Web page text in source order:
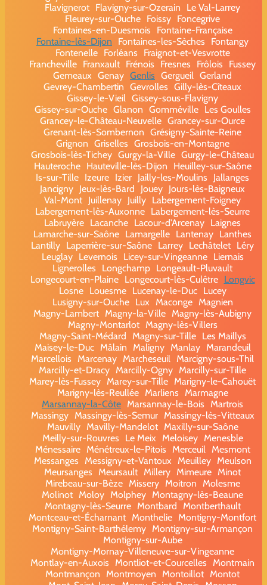
Flavignerot Flavigny-sur-Ozerain
Le Val-Larrey
Fleurey-sur-Ouche Foissy Foncegrive
Fontaines-en-Duesmois
Fontaine-Française
Fontaine-lès-Dijon
Fontaines-les-Sèches
Fontangy
Fontenelle
Forléans
Fraignot-et-Vesvrotte
Francheville Franxault Frénois Fresnes Frôlois
Fussey
Gemeaux Genay Genlis Gergueil Gerland
Gevrey-Chambertin Gevrolles Gilly-lès-Cîteaux
Gissey-le-Vieil Gissey-sous-Flavigny
Gissey-sur-Ouche Glanon Gomméville
Les Goulles
Grancey-le-Château-Neuvelle Grancey-sur-Ource
Grenant-lès-Sombernon Grésigny-Sainte-Reine
Grignon Griselles Grosbois-en-Montagne
Grosbois-lès-Tichey Gurgy-la-Ville Gurgy-le-Château
Hauteroche
Hauteville-lès-Dijon
Heuilley-sur-Saône
Is-sur-Tille Izeure Izier Jailly-les-Moulins
Jallanges
Jancigny Jeux-lès-Bard Jouey Jours-lès-Baigneux
Val-Mont Juillenay Juilly Labergement-Foigney
Labergement-lès-Auxonne Labergement-lès-Seurre
Labruyère Lacanche Lacour-d'Arcenay Laignes
Lamarche-sur-Saône Lamargelle Lantenay Lanthes
Lantilly Laperrière-sur-Saône Larrey Lechâtelet Léry
Leuglay
Levernois Licey-sur-Vingeanne
Liernais
Lignerolles
Longchamp Longeault-Pluvault
Longecourt-en-Plaine
Longecourt-lès-Culêtre
Longvic
Losne
Louesme Lucenay-le-Duc
Lucey
Lusigny-sur-Ouche
Lux Maconge
Magnien
Magny-Lambert Magny-la-Ville Magny-lès-Aubigny
Magny-Montarlot
Magny-lès-Villers
Magny-Saint-Médard
Magny-sur-Tille
Les Maillys
Maisey-le-Duc
Mâlain Maligny Manlay
Marandeuil
Marcellois
Marcenay Marcheseuil
Marcigny-sous-Thil
Marcilly-et-Dracy Marcilly-Ogny Marcilly-sur-Tille
Marey-lès-Fussey Marey-sur-Tille Marigny-le-Cahouët
Marigny-lès-Reullée
Marliens
Marmagne
Marsannay-la-Côte Marsannay-le-Bois
Martrois
Massingy
Massingy-lès-Semur
Massingy-lès-Vitteaux
Mauvilly
Mavilly-Mandelot
Maxilly-sur-Saône
Meilly-sur-Rouvres
Le Meix Meloisey
Menesble
Ménessaire
Ménétreux-le-Pitois Merceuil
Mesmont
Messanges
Messigny-et-Vantoux Meuilley
Meulson
Meursanges
Meursault Millery Mimeure Minot
Mirebeau-sur-Bèze
Missery Moitron
Molesme
Molinot Moloy Molphey Montagny-lès-Beaune
Montagny-lès-Seurre
Montbard
Montberthault
Montceau-et-Écharnant Monthelie Montigny-Montfort
Montigny-Saint-Barthélemy Montigny-sur-Armançon
Montigny-sur-Aube
Montigny-Mornay-Villeneuve-sur-Vingeanne
Montlay-en-Auxois
Montliot-et-Courcelles
Montmain
Montmançon
Montmoyen Montoillot Montot